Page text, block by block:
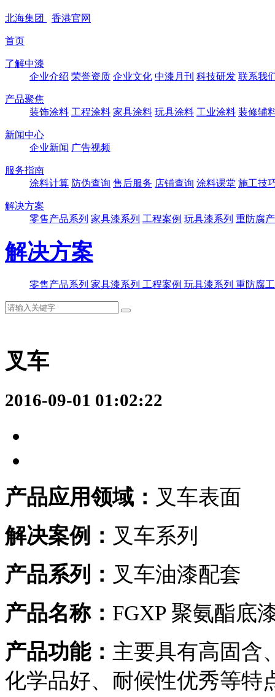
北海集团 香港官网
首页
了解中漆
企业介绍 荣誉资质 企业文化 中漆月刊 科技研发 联系我
产品聚焦
装饰涂料 工程涂料 家具涂料 玩具涂料 工业涂料 装修辅
新闻中心
企业新闻 广告视频
服务指南
涂料计算 防伪查询 售后服务 店铺查询 涂料课堂 施工技
解决方案
零售产品系列 家具漆系列 工程案例 玩具漆系列 重防腐
解决方案
零售产品系列 家具漆系列 工程案例 玩具漆系列 重防腐
叉车
2016-09-01 01:02:22
产品应用领域： 叉车表面
解决案例： 叉车系列
产品系列： 叉车油漆配套
产品名称： FGXP 聚氨酯底
产品功能： 主要具有高固含
化学品好、耐候性优秀等特